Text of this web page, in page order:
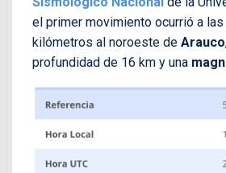
el primer movimiento ocurrió a las
kilómetros al noroeste de Arauco
profundidad de 16 km y una